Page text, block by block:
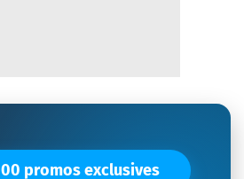
promos exclusives